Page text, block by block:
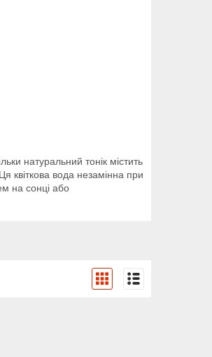
натуральний тонік містить
квіткова вода незамінна при
на сонці або